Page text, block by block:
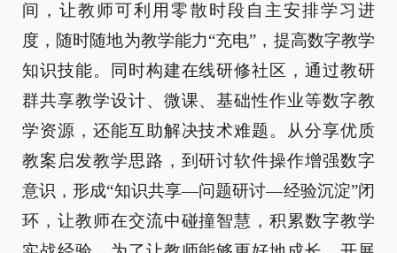
间，让教师可利用零散时段自主安排学习进
度，随时随地为教学能力“充电”，提高数字教学
知识技能。同时构建在线研修社区，通过教研
群共享教学设计、微课、基础性作业等数字教
学资源，还能互助解决技术难题。从分享优质
教案启发教学思路，到研讨软件操作增强数字
意识，形成“知识共享—问题研讨—经验沉淀”闭
环，让教师在交流中碰撞智慧，积累数字教学